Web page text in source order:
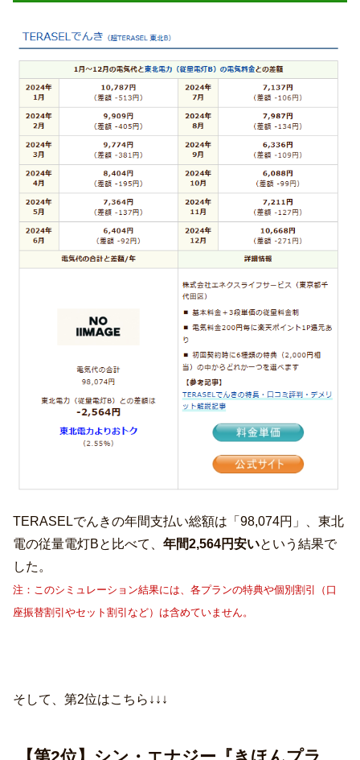
TERASELでんきの年間支払い総額は「98,074円」、東北
電の従量電灯Bと比べて、年間2,564円安いという結果で
した。
注：このシミュレーション結果には、各プランの特典や個別割引（口
座振替割引やセット割引など）は含めていません。
そして、第2位はこちら↓↓↓